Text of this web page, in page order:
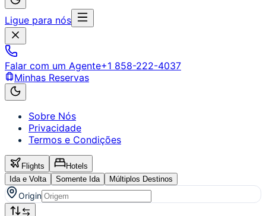
Ligue para nós
Falar com um Agente+1 858-222-4037
Minhas Reservas
Sobre Nós
Privacidade
Termos e Condições
Flights
Hotels
Ida e Volta
Somente Ida Múltiplos Destinos
Origin